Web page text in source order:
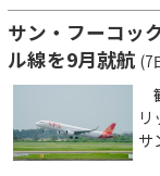
サン・フーコッ
ル線を9月就航 (7
サ